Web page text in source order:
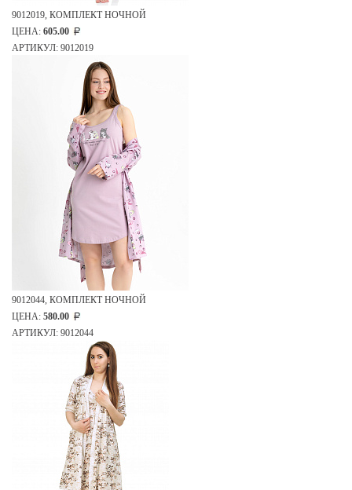
9012019, КОМПЛЕКТ НОЧНОЙ
ЦЕНА: 605.00
АРТИКУЛ: 9012019
9012044, КОМПЛЕКТ НОЧНОЙ
ЦЕНА: 580.00
АРТИКУЛ: 9012044